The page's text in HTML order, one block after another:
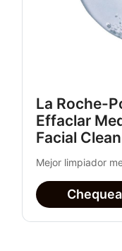
La Roche-
Effaclar
Facial
Mejor limpiador